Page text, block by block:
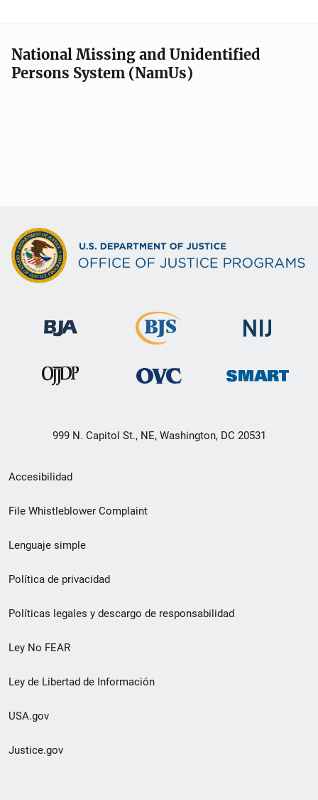
National Missing and Unidentified
Persons System (NamUs)
999 N. Capitol St., NE, Washington, DC 20531
Menú
de
de
pie
de
página
Accesibilidad
File Whistleblower Complaint
Lenguaje simple
Política de privacidad
Políticas legales y descargo de responsabilidad
Ley No FEAR
Ley de Libertad de Información
USA.gov
Justice.gov